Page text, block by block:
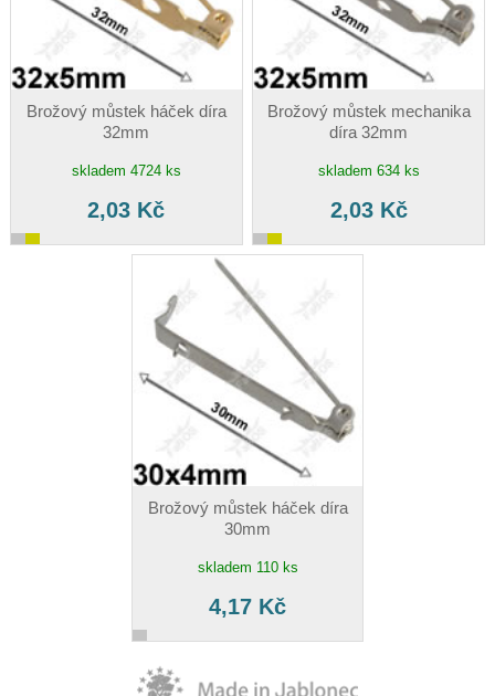
Brožový můstek háček díra
32mm
skladem 4724 ks
2,03 Kč
Brožový můstek mechanika
díra 32mm
skladem 634 ks
2,03 Kč
Brožový můstek háček díra
30mm
skladem 110 ks
4,17 Kč